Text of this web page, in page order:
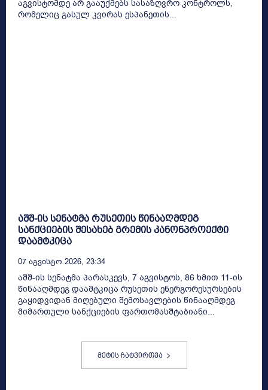
აგვისტომდე არ გააუქმებს სასაზღვრო კონტროლს,
რომელიც გასულ კვირას ესპანეთის...
აშშ-ის სენატმა რუსეთის წინააღმდეგ
სანქციების შესახებ გრემის კანონპროექტი
დაამტკიცა
07 Აგვისტო 2026, 23:34
აშშ-ის სენატმა პარასკევს, 7 აგვისტოს, 86 ხმით 11-ის
წინააღმდეგ დაამტკიცა რუსეთის ენერგორესურსების
გაყიდვიდან მიღებული შემოსავლების წინააღმდეგ
მიმართული სანქციების ფართომასშტაბიანი...
მეტის ჩატვირთვა